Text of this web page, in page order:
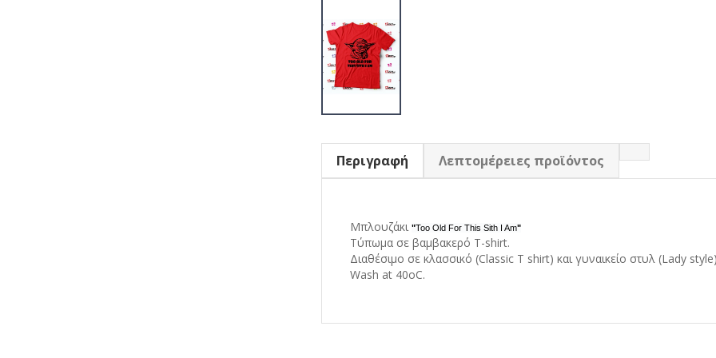
Περιγραφή Λεπτομέρειες προϊόντος
Μπλουζάκι "Too Old For This Sith I Am"
Τύπωμα σε βαμβακερό T-shirt.
Διαθέσιμο σε κλασσικό (Classic T shirt) και γυναικείο στυλ (Lady
Wash at 40oC.